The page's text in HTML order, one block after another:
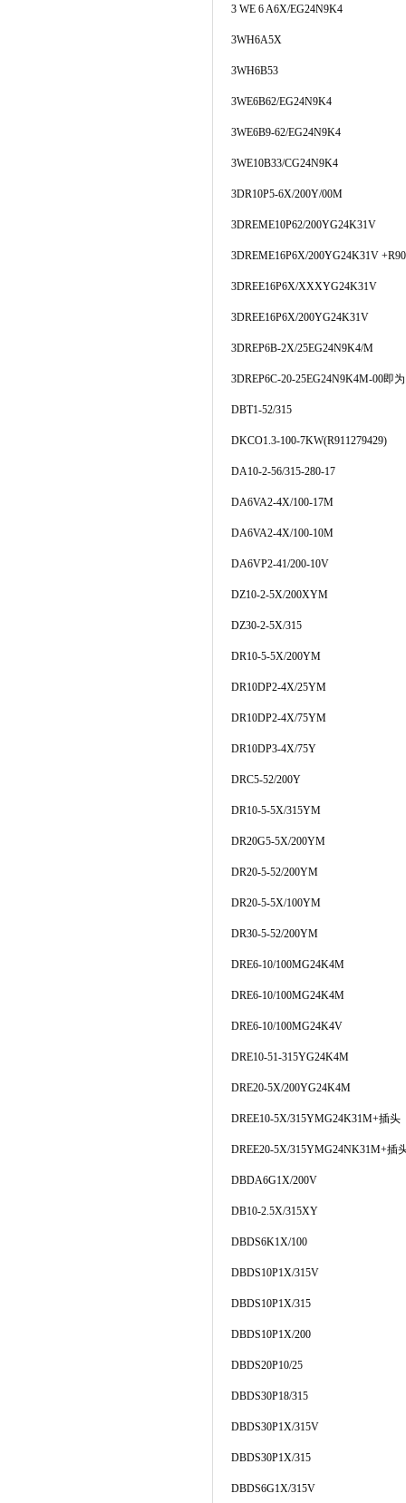
3 WE 6 A6X/EG24N9K4
3WH6A5X
3WH6B53
3WE6B62/EG24N9K4
3WE6B9-62/EG24N9K4
3WE10B33/CG24N9K4
3DR10P5-6X/200Y/00M
3DREME10P62/200YG24K31V
3DREME16P6X/200YG24K31V
3DREE16P6X/XXXYG24K31V
3DREE16P6X/200YG24K31V
3DREP6B-2X/25EG24N9K4/M
3DREP6C-20-25EG24N9K4M-00即
DBT1-52/315
DKCO1.3-100-7KW(R911279429)
DA10-2-56/315-280-17
DA6VA2-4X/100-17M
DA6VA2-4X/100-10M
DA6VP2-41/200-10V
DZ10-2-5X/200XYM
DZ30-2-5X/315
DR10-5-5X/200YM
DR10DP2-4X/25YM
DR10DP2-4X/75YM
DR10DP3-4X/75Y
DRC5-52/200Y
DR10-5-5X/315YM
DR20G5-5X/200YM
DR20-5-52/200YM
DR20-5-5X/100YM
DR30-5-52/200YM
DRE6-10/100MG24K4M
DRE6-10/100MG24K4M
DRE6-10/100MG24K4V
DRE10-51-315YG24K4M
DRE20-5X/200YG24K4M
DREE10-5X/315YMG24K31M+插头
DREE20-5X/315YMG24NK31M+插
DBDA6G1X/200V
DB10-2.5X/315XY
DBDS6K1X/100
DBDS10P1X/315V
DBDS10P1X/315
DBDS10P1X/200
DBDS20P10/25
DBDS30P18/315
DBDS30P1X/315V
DBDS30P1X/315
DBDS6G1X/315V